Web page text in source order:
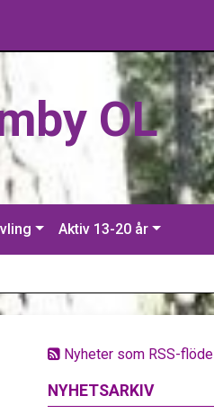
OL
Aktiv 13-20 år
Nyheter som RSS-flöde
NYHETSARKIV